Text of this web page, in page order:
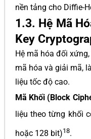
nền tảng cho Diffie-
1.3. Hệ Mã
Key
Hệ mã hóa đối
mã hóa và giải mã,
liệu tốc độ cao.
Mã Khối (Block
liệu theo từng khối
hoặc 128 bit)18.